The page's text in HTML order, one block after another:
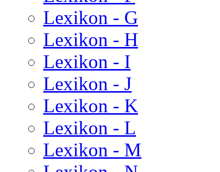
Lexikon - G
Lexikon - H
Lexikon - I
Lexikon - J
Lexikon - K
Lexikon - L
Lexikon - M